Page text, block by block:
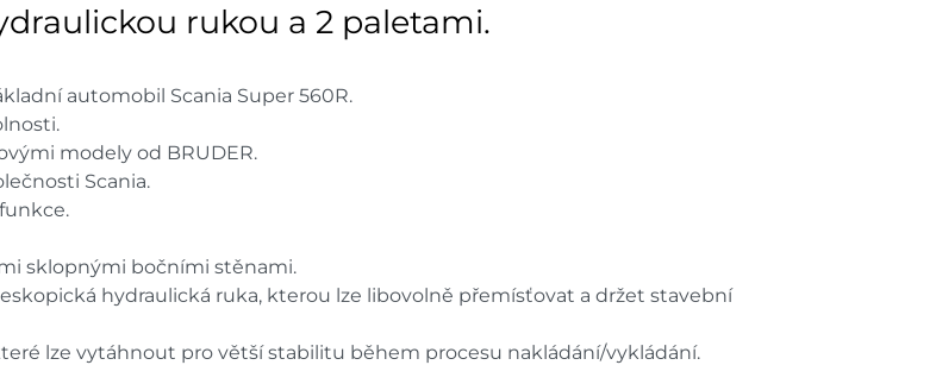
rukou a 2 paletami.
automobil Scania Super 560R.
modely od BRUDER.
Scania.
sklopnými bočními stěnami.
hydraulická ruka, kterou lze libovolně přemísťovat a držet stavební
lze vytáhnout pro větší stabilitu během procesu nakládání/vykládání.